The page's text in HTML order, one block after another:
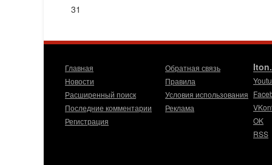
31
Главная
Новости
Расширенный поиск
Последние комментарии
Регистрация
Обратная связь
Правила
Условия использования
Реклама
OK
RSS